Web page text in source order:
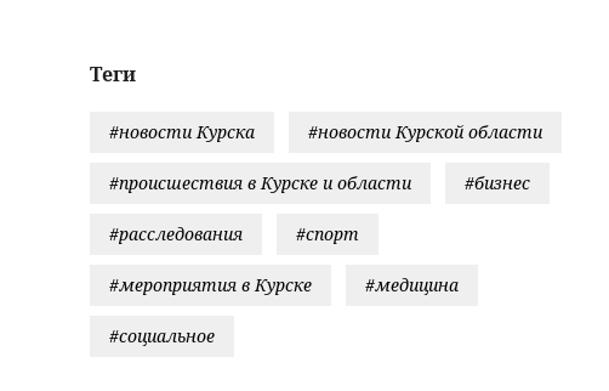
Теги
#новости Курска #новости Курской области
#происшествия в Курске и области #бизнес
#расследования #спорт
#мероприятия в Курске #медицина
#социальное